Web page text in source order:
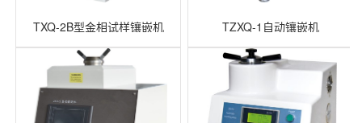
TXQ-2B型金相试样镶嵌机 TZXQ-1自动镶嵌机